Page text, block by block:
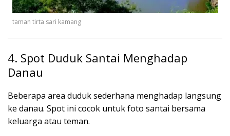
taman tirta sari kamang
4. Spot Duduk Santai Menghadap
Danau
Beberapa area duduk sederhana menghadap langsung
ke danau. Spot ini cocok untuk foto santai bersama
keluarga atau teman.